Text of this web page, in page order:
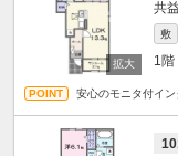
敷
1階
安心のモニタ付イ